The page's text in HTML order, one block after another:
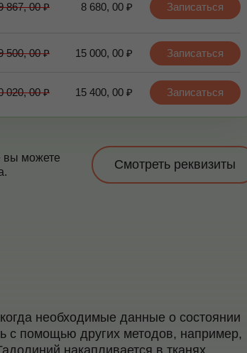
867, 00 ₽ 8 680, 00 ₽ Записаться
500, 00 ₽ 15 000, 00 ₽ Записаться
020, 00 ₽ 15 400, 00 ₽ Записаться
вы можете
Смотреть реквизиты
необходимые данные о состоянии
с помощью других методов, например,
накапливается в тканях